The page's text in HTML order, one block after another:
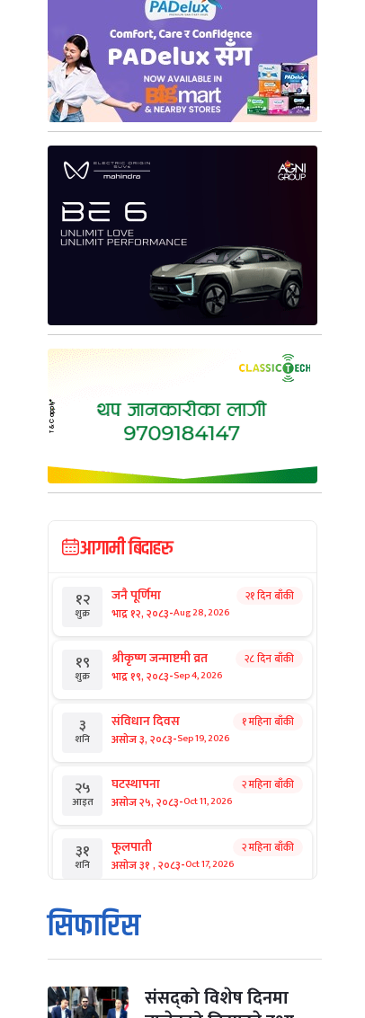
आगामी बिदाहरु
१२
शुक्र
जनै पूर्णिमा
भाद्र १२, २०८३-Aug 28, 2026
२१ दिन बाँकी
१९
शुक्र
श्रीकृष्ण जन्माष्टमी व्रत
भाद्र १९, २०८३-Sep 4, 2026
२८ दिन बाँकी
३
शनि
संविधान दिवस
असोज ३, २०८३-Sep 19, 2026
१ महिना बाँकी
२५
आइत
घटस्थापना
असोज २५, २०८३-Oct 11, 2026
२ महिना बाँकी
३१
शनि
फूलपाती
असोज ३१ , २०८३-Oct 17, 2026
२ महिना बाँकी
१
आइत
कार्तिक सङ्क्रान्ति
कार्तिक १, २०८३
मंगल कार्तिक ३, २०८३-Oct 20, 2026
सिफारिस
संसद्को विशेष दिनमा